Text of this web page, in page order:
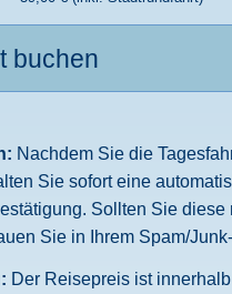
buchen
Nachdem Sie die
Sie sofort eine
Sollten Sie
Sie in Ihrem Spam/
Der Reisepreis ist